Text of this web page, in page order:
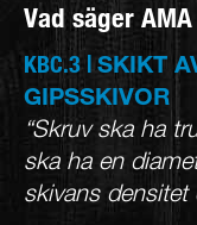
Vad säger
KBC.3 |SKIKT
GIPSSKIVOR
“Skruv ska ha
ska ha en
skivans densitet